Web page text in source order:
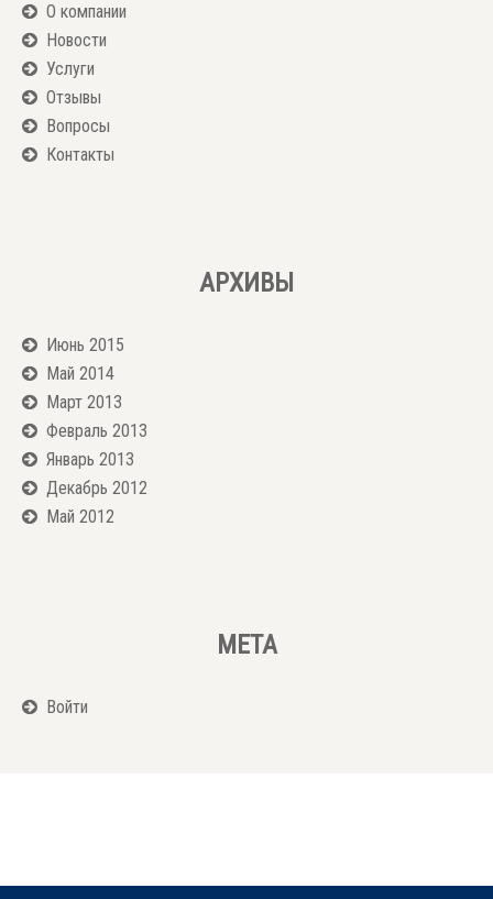
О компании
Новости
Услуги
Отзывы
Вопросы
Контакты
АРХИВЫ
Июнь 2015
Май 2014
Март 2013
Февраль 2013
Январь 2013
Декабрь 2012
Май 2012
МЕТА
Войти